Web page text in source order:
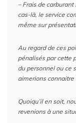
– Frais de
cas-là, le service
même sur
Au regard de ces
pénalisés par cette
du personnel ou ce
aimerions connaitre
Quoiqu’il en soit,
revenions à une